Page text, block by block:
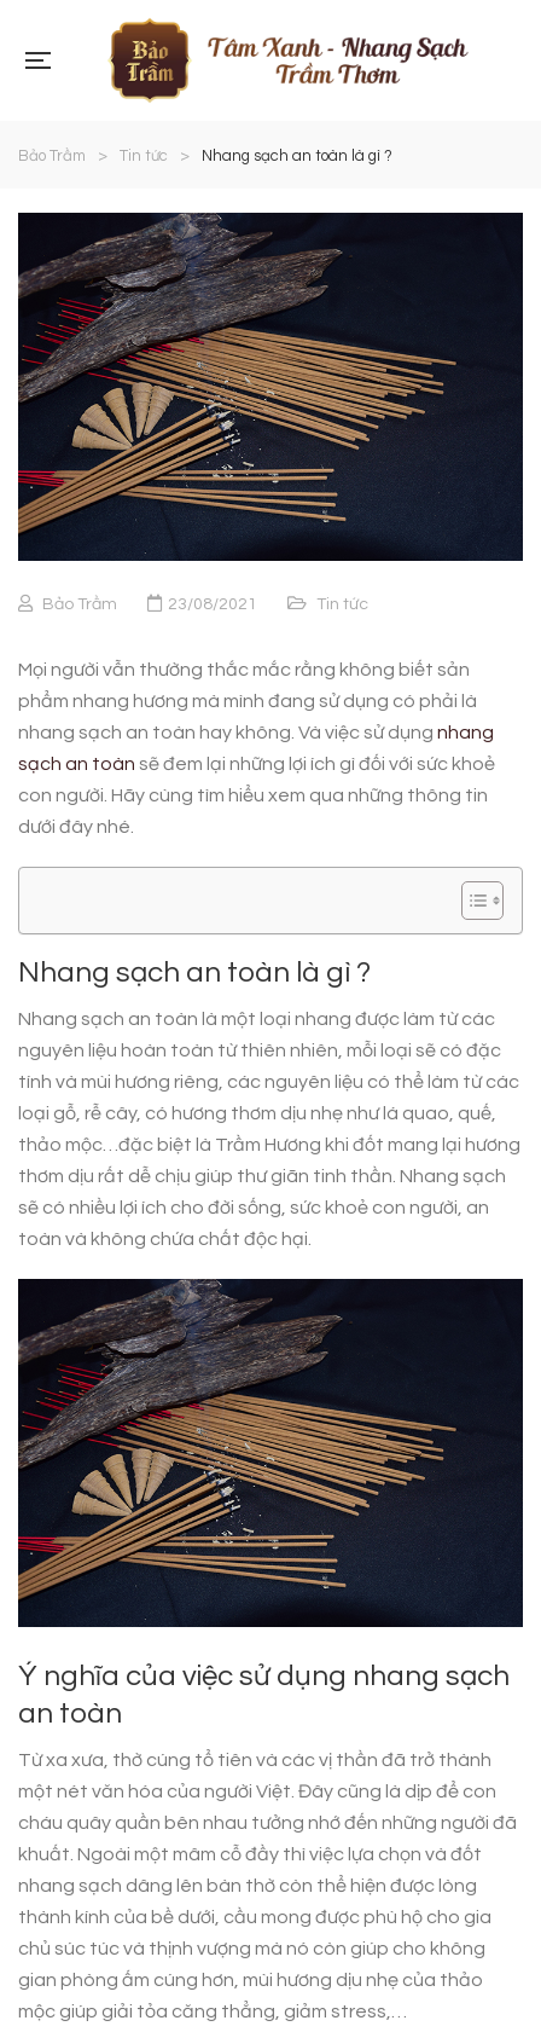
Bảo Trầm > Tin tức > Nhang sạch an toàn là gì ?
Bảo Trầm 23/08/2021 Tin tức
Mọi người vẫn thường thắc mắc rằng không biết sản
phẩm nhang hương mà mình đang sử dụng có phải là
nhang sạch an toàn hay không. Và việc sử dụng nhang
sạch an toàn sẽ đem lại những lợi ích gì đối với sức khoẻ
con người. Hãy cùng tìm hiểu xem qua những thông tin
dưới đây nhé.
Nhang sạch an toàn là gì ?
Nhang sạch an toàn là một loại nhang được làm từ các
nguyên liệu hoàn toàn từ thiên nhiên, mỗi loại sẽ có đặc
tính và mùi hương riêng, các nguyên liệu có thể làm từ các
loại gỗ, rễ cây, có hương thơm dịu nhẹ như lá quao, quế,
thảo mộc…đặc biệt là Trầm Hương khi đốt mang lại hương
thơm dịu rất dễ chịu giúp thư giãn tinh thần. Nhang sạch
sẽ có nhiều lợi ích cho đời sống, sức khoẻ con người, an
toàn và không chứa chất độc hại.
Ý nghĩa của việc sử dụng nhang sạch
an toàn
Từ xa xưa, thờ cúng tổ tiên và các vị thần đã trở thành
một nét văn hóa của người Việt. Đây cũng là dịp để con
cháu quây quần bên nhau tưởng nhớ đến những người đã
khuất. Ngoài một mâm cỗ đầy thì việc lựa chọn và đốt
nhang sạch dâng lên bàn thờ còn thể hiện được lòng
thành kính của bề dưới, cầu mong được phù hộ cho gia
chủ súc túc và thịnh vượng mà nó còn giúp cho không
gian phòng ấm cúng hơn, mùi hương dịu nhẹ của thảo
mộc giúp giải tỏa căng thẳng, giảm stress,…